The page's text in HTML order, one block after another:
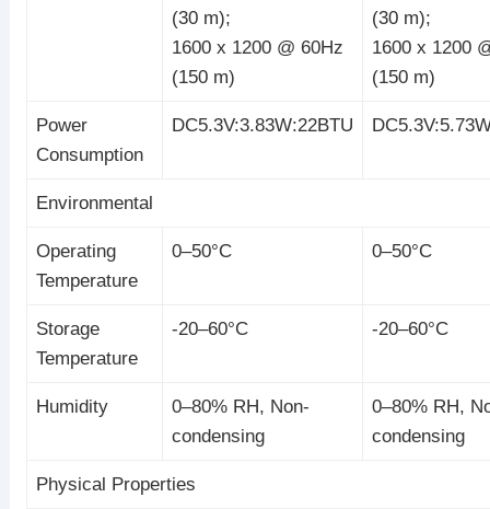
(30 m);
1600 x 1200 @ 60Hz
(150 m)
(30 m);
1600 x 1200
(150 m)
Power
Consumption
DC5.3V:3.83W:22BTU
Environmental
Operating
Temperature
0–50°C 0–50°C
Storage
Temperature
-20–60°C -20–60°C
Humidity
0–80% RH, Non-
condensing
0–80% RH,
condensing
Physical Properties